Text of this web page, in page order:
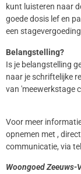
kunt luisteren naar
goede dosis lef en
een
Belangstelling?
Is je belangstelling
naar je schriftelijke
van 'meewerkstage
Voor meer
opnemen met ,
communicatie, via
Woongoed Zeeuws-